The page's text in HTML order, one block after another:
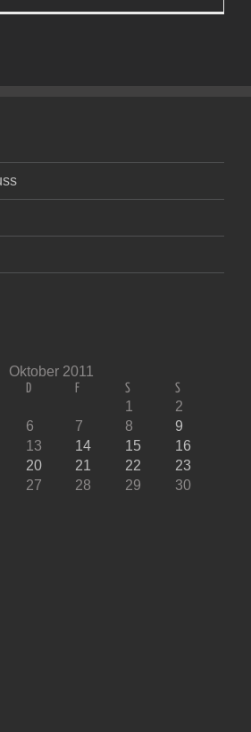
Oktober 2011
D F S S
1
2
6 7 8
9
13 14 15
16
20 21 22
23
27 28 29
30